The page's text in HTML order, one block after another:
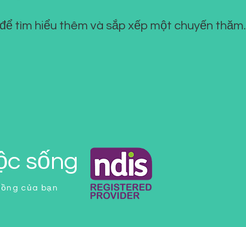
để tìm hiểu thêm và sắp xếp một chuyến thăm.
sống
của bạn